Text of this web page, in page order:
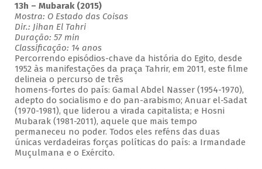
13h – Mubarak (2015)
Mostra: O Estado das Coisas
Dir.: Jihan El Tahri
Duração: 57 min
Classificação: 14 anos
Percorrendo episódios-chave da história do Egito, desde
1952 às manifestações da praça Tahrir, em 2011, este filme
delineia o percurso de três
homens-fortes do país: Gamal Abdel Nasser (1954-1970),
adepto do socialismo e do pan-arabismo; Anuar el-Sadat
(1970-1981), que liderou a virada capitalista; e Hosni
Mubarak (1981-2011), aquele que mais tempo
permaneceu no poder. Todos eles reféns das duas
únicas verdadeiras forças políticas do país: a Irmandade
Muçulmana e o Exército.